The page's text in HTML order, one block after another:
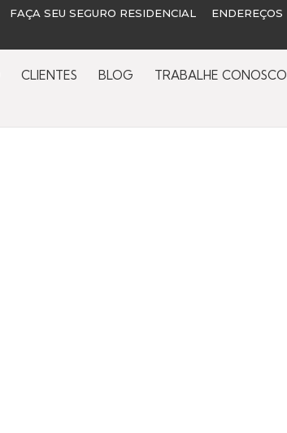
FAÇA SEU SEGURO RESIDENCIAL ENDEREÇOS
CLIENTES BLOG TRABALHE CONOSCO